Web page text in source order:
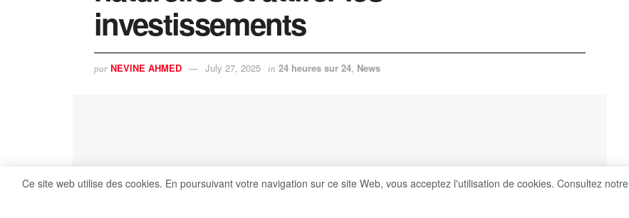
investissements
par NEVINE AHMED July 27, 2025 in 24 heures sur 24, News
Ce site web utilise des cookies. En poursuivant votre navigation sur ce site Web, vous acceptez l'utilisation de cookies. Consultez notre